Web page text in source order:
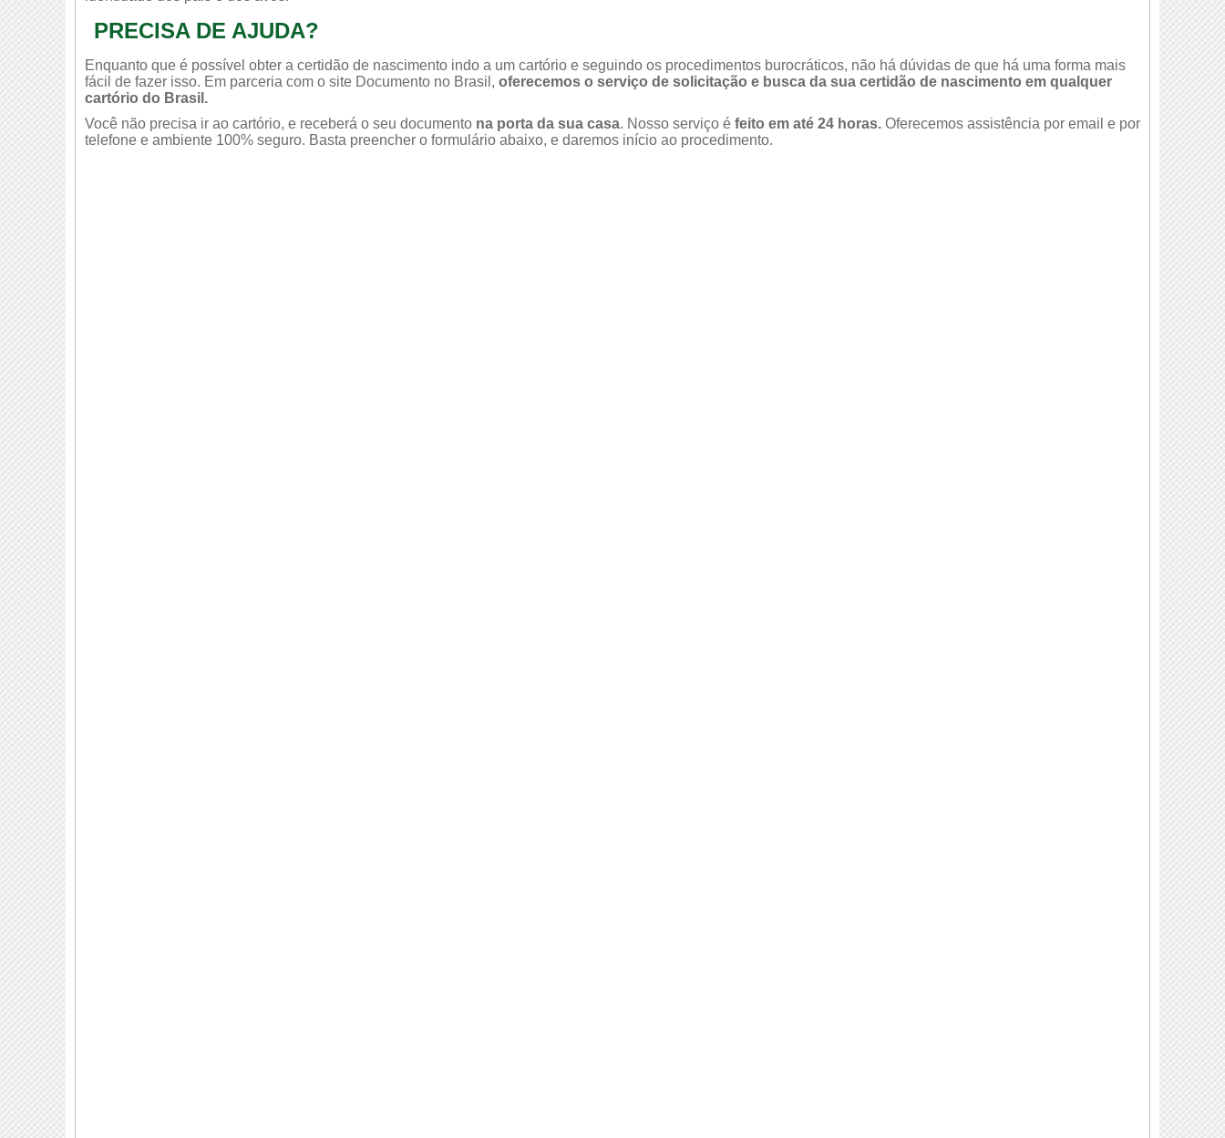
PRECISA DE AJUDA?
Enquanto que é possível obter a certidão de nascimento indo a um cartório e seguindo os procedimentos burocráticos, não há dúvidas de que há uma forma mais
fácil de fazer isso. Em parceria com o site Documento no Brasil, oferecemos o serviço de solicitação e busca da sua certidão de nascimento em qualquer
cartório do Brasil.
Você não precisa ir ao cartório, e receberá o seu documento na porta da sua casa. Nosso serviço é feito em até 24 horas. Oferecemos assistência por email e por
telefone e ambiente 100% seguro. Basta preencher o formulário abaixo, e daremos início ao procedimento.